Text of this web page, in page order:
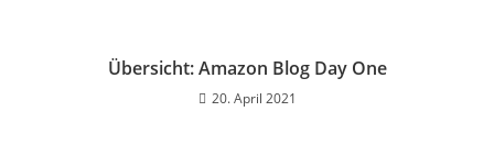
Übersicht: Amazon Blog Day One
20. April 2021